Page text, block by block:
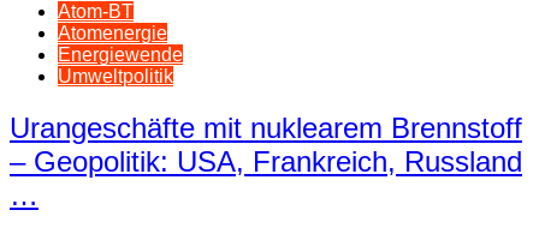
Atom-BT
Atomenergie
Energiewende
Umweltpolitik
Urangeschäfte mit nuklearem Brennstoff
– Geopolitik: USA, Frankreich, Russland
…